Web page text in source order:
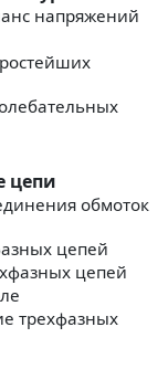
напряжений
цепи
обмоток
цепей
цепей
трехфазных